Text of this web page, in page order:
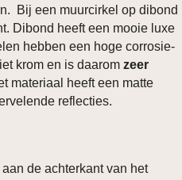
Bij een muurcirkel op dibond
Dibond heeft een mooie luxe
hebben een hoge corrosie-
krom en is daarom zeer
materiaal heeft een matte
reflecties.
de achterkant van het